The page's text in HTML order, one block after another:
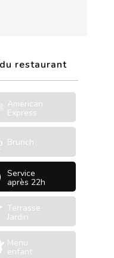
restaurant
American
Express
Brunch
Service
après 22h
Terrasse
Jardin
Menu
enfant